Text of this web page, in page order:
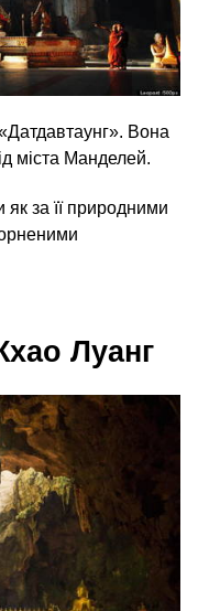
Вона
міста Манделей.
як за її природними
Луанг